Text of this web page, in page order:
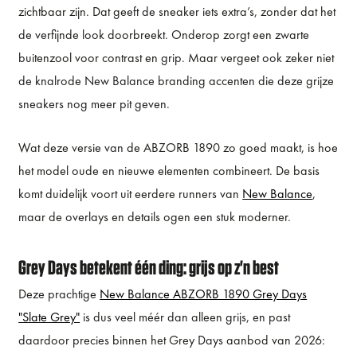
zichtbaar zijn. Dat geeft de sneaker iets extra’s, zonder dat het
de verfijnde look doorbreekt. Onderop zorgt een zwarte
buitenzool voor contrast en grip. Maar vergeet ook zeker niet
de knalrode New Balance branding accenten die deze grijze
sneakers nog meer pit geven.
Wat deze versie van de ABZORB 1890 zo goed maakt, is hoe
het model oude en nieuwe elementen combineert. De basis
komt duidelijk voort uit eerdere runners van New Balance,
maar de overlays en details ogen een stuk moderner.
Grey Days betekent één ding: grijs op z'n best
Deze prachtige New Balance ABZORB 1890 Grey Days
"Slate Grey" is dus veel méér dan alleen grijs, en past
daardoor precies binnen het Grey Days aanbod van 2026: